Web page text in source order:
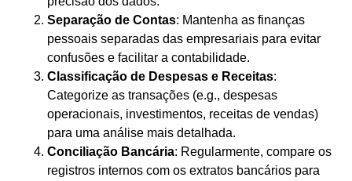
Separação de Contas: Mantenha as finanças
pessoais separadas das empresariais para evitar
confusões e facilitar a contabilidade.
Classificação de Despesas e Receitas:
Categorize as transações (e.g., despesas
operacionais, investimentos, receitas de vendas)
para uma análise mais detalhada.
Conciliação Bancária: Regularmente, compare os
registros internos com os extratos bancários para